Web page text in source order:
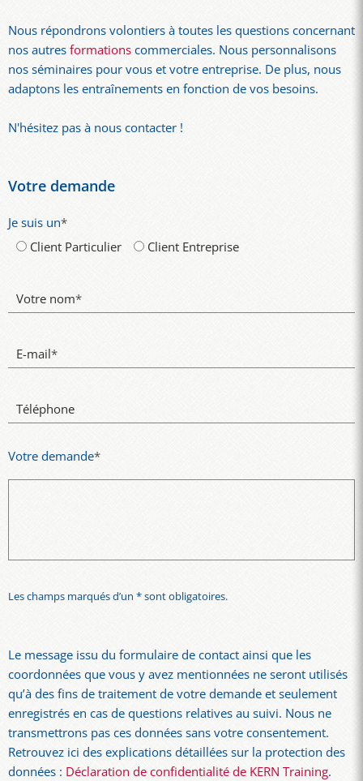
Nous répondrons volontiers à toutes les questions concernant
nos autresformationscommerciales. Nous personnalisons
nos séminaires pour vous et votre entreprise. De plus, nous
adaptons les entraînements en fonction de vos besoins.
N'hésitez pas à nous contacter !
Votre demande
Je suis un*
Client Particulier
Client Entreprise
Votre nom*
E-mail*
Téléphone
Votre demande*
Les champs marqués d’un * sont obligatoires.
Le message issu du formulaire de contact ainsi que les
coordonnées que vous y avez mentionnées ne seront utilisés
qu’à des fins de traitement de votre demande et seulement
enregistrés en cas de questions relatives au suivi. Nous ne
transmettrons pas ces données sans votre consentement.
Retrouvez ici des explications détaillées sur la protection des
données : Déclaration de confidentialité de KERN Training.